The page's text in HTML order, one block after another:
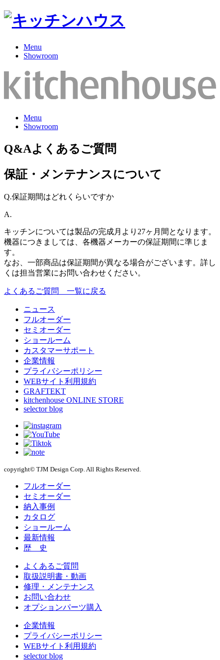
Menu
Showroom
Menu
Showroom
Q&Aよくあるご質問
保証・メンテナンスについて
Q.保証期間はどれくらいですか
A.
キッチンについては製品の完成月より27ヶ月間となります。
機器につきましては、各機器メーカーの保証期間に準じま
す。
なお、一部商品は保証期間が異なる場合がございます。詳し
くは担当営業にお問い合わせください。
よくあるご質問 一覧に戻る
ニュース
フルオーダー
セミオーダー
ショールーム
カスタマーサポート
企業情報
プライバシーポリシー
WEBサイト利用規約
GRAFTEKT
kitchenhouse ONLINE STORE
selector blog
copyright© TJM Design Corp. All Rights Reserved.
フルオーダー
セミオーダー
納入事例
カタログ
ショールーム
最新情報
歴 史
よくあるご質問
取扱説明書・動画
修理・メンテナンス
お問い合わせ
オプションパーツ購入
企業情報
プライバシーポリシー
WEBサイト利用規約
selector blog